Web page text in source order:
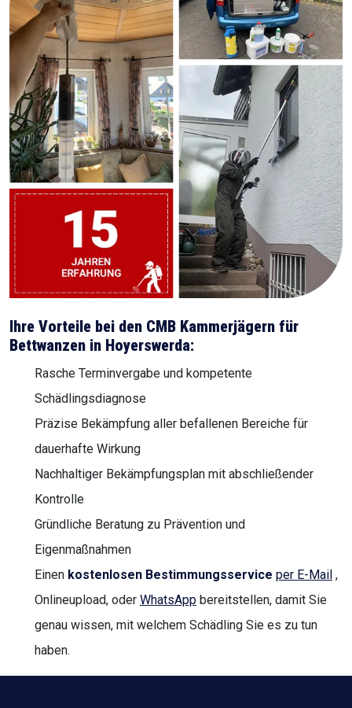
Ihre Vorteile bei den CMB Kammerjägern für
Bettwanzen in Hoyerswerda:
Rasche Terminvergabe und kompetente
Schädlingsdiagnose
Präzise Bekämpfung aller befallenen Bereiche für
dauerhafte Wirkung
Nachhaltiger Bekämpfungsplan mit abschließender
Kontrolle
Gründliche Beratung zu Prävention und
Eigenmaßnahmen
Einen kostenlosen Bestimmungsservice per E-Mail ,
Onlineupload, oder WhatsApp bereitstellen, damit Sie
genau wissen, mit welchem Schädling Sie es zu tun
haben.